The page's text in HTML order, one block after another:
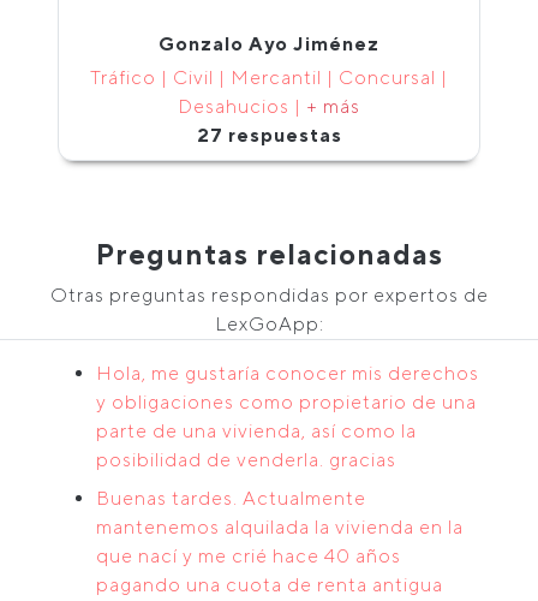
Gonzalo Ayo Jiménez
Tráfico | Civil | Mercantil | Concursal |
Desahucios | + más
27 respuestas
Preguntas relacionadas
Otras preguntas respondidas por expertos de
LexGoApp:
Hola, me gustaría conocer mis derechos
y obligaciones como propietario de una
parte de una vivienda, así como la
posibilidad de venderla. gracias
Buenas tardes. Actualmente
mantenemos alquilada la vivienda en la
que nací y me crié hace 40 años
pagando una cuota de renta antigua